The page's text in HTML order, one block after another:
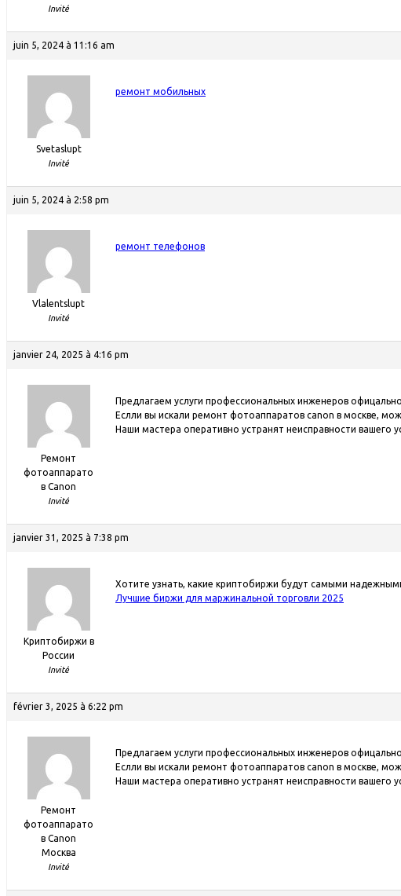
Invité
juin 5, 2024 à 11:16 am
Svetaslupt
Invité
ремонт мобильных
juin 5, 2024 à 2:58 pm
Vlalentslupt
Invité
ремонт телефонов
janvier 24, 2025 à 4:16 pm
Ремонт
фотоаппарато
в Canon
Invité
Предлагаем услуги профессиональных инженеров
Еслли вы искали ремонт фотоаппаратов canon в москве,
Наши мастера оперативно устранят неисправности вашего
janvier 31, 2025 à 7:38 pm
Криптобиржи в
России
Invité
Хотите узнать, какие криптобиржи будут самыми
Лучшие биржи для маржинальной торговли 2025
février 3, 2025 à 6:22 pm
Ремонт
фотоаппарато
в Canon
Москва
Invité
Предлагаем услуги профессиональных инженеров
Еслли вы искали ремонт фотоаппаратов canon в москве,
Наши мастера оперативно устранят неисправности вашего